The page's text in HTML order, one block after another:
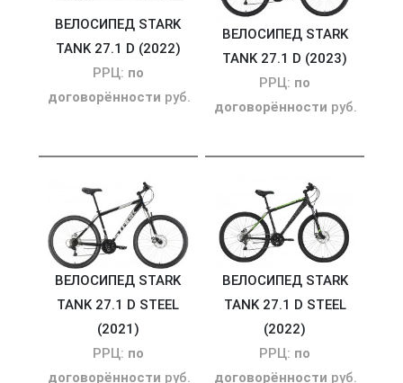
ВЕЛОСИПЕД STARK
TANK 27.1 D (2022)
РРЦ: по
договорённости руб.
ВЕЛОСИПЕД STARK
TANK 27.1 D (2023)
РРЦ: по
договорённости руб.
ВЕЛОСИПЕД STARK
TANK 27.1 D STEEL
(2021)
РРЦ: по
договорённости руб.
ВЕЛОСИПЕД STARK
TANK 27.1 D STEEL
(2022)
РРЦ: по
договорённости руб.